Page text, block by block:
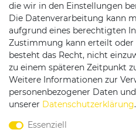
Versandpartner
Service & Kontakt
die wir in den Einstellungen
Die Datenverarbeitung kann
aufgrund eines berechtigten
Zustimmung kann erteilt oder
besteht das Recht, nicht
zu einem späteren Zeitpunkt
Weitere Informationen zur
personenbezogener Daten
unserer Daten­schutz­erklärung.
Essenziell